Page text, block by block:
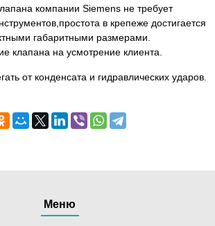
компании Siemens не требует
в крепеже достигается
габаритными размерами.
клапана на усмотрение клиента.
от конденсата и гидравлических ударов.
Меню